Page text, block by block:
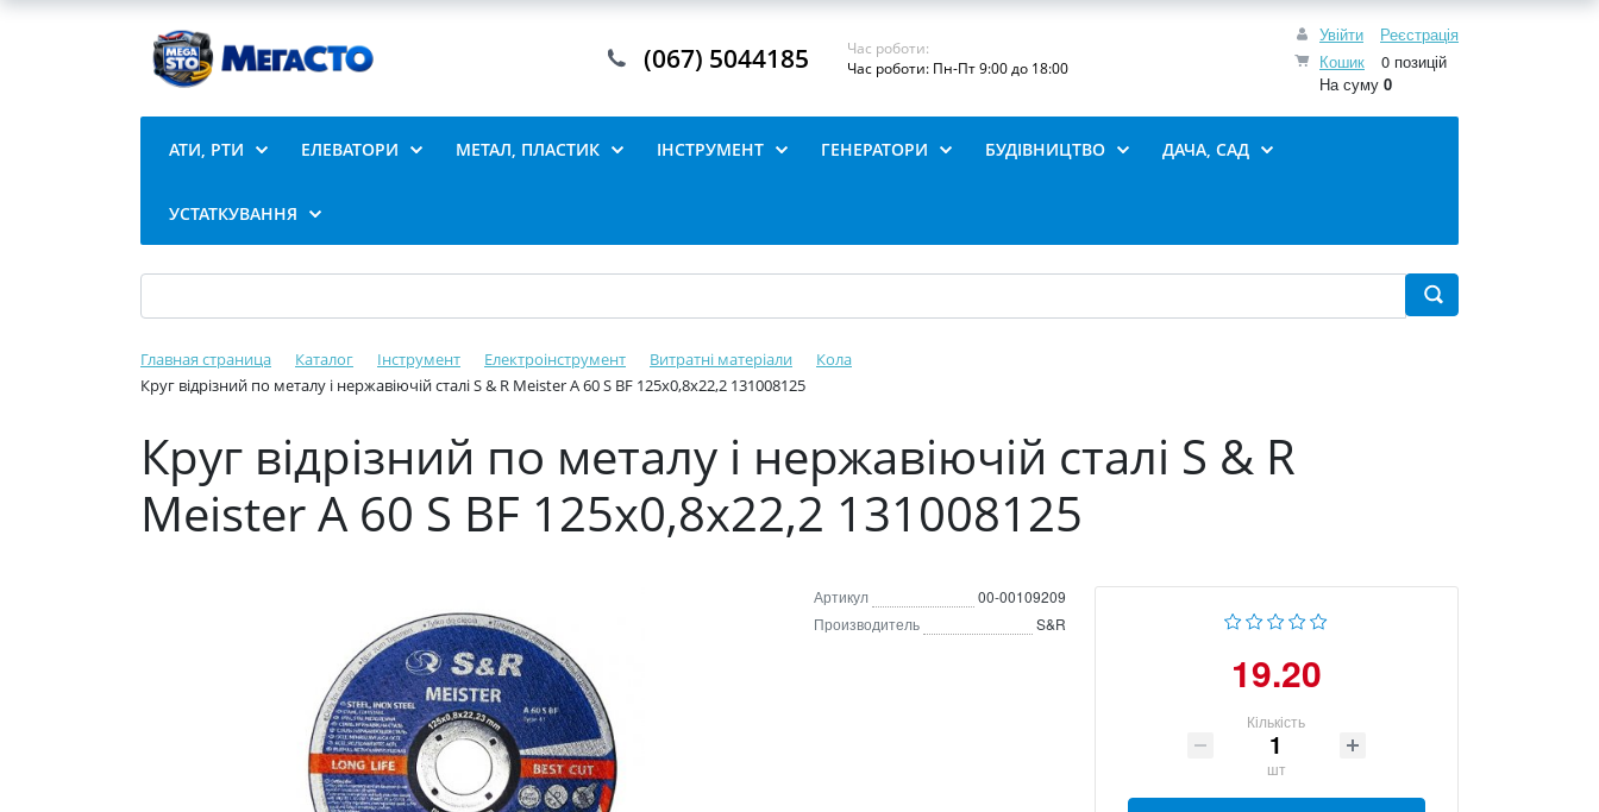
Увійти
Реєстрація
Кошик
0 позицій
На суму 0
(067) 5044185
Час роботи:
Час роботи: Пн-Пт 9:00 до 18:00
АТИ, РТИ ЕЛЕВАТОРИ МЕТАЛ, ПЛАСТИК ІНСТРУМЕНТ ГЕНЕРАТОРИ БУДІВНИЦТВО ДАЧА, САД
УСТАТКУВАННЯ
Главная страница Каталог Інструмент Електроінструмент Витратні матеріали
Кола
Круг відрізний по металу і нержавіючій сталі S & R Meister A 60 S BF 125x0,8x22,2 131008125
Круг відрізний по металу і нержавіючій сталі S & R
Meister A 60 S BF 125x0,8x22,2 131008125
Артикул
00-00109209
Производитель
S&R
19.20
Кількість
шт